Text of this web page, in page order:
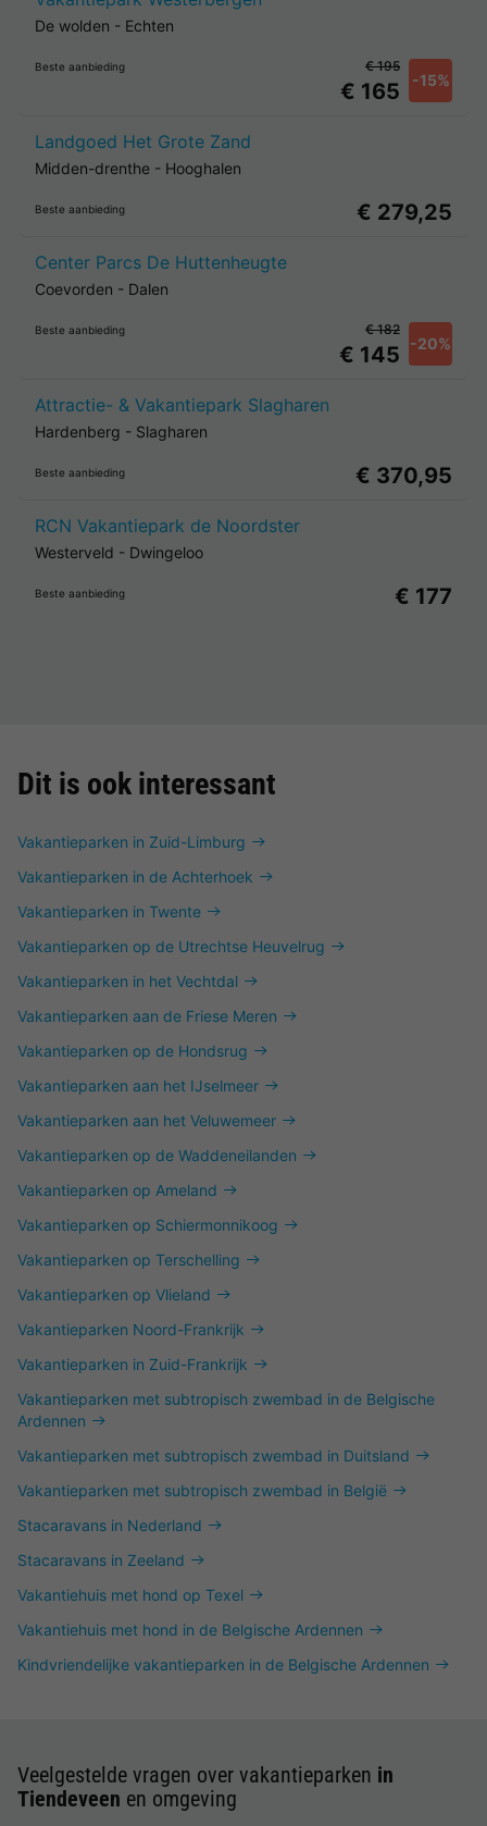
De wolden - Echten
Beste aanbieding
€ 165 -15%
€ 195
Landgoed Het Grote Zand
Midden-drenthe - Hooghalen
Beste aanbieding € 279,25
Center Parcs De Huttenheugte
Coevorden - Dalen
Beste aanbieding
€ 145 -20%
€ 182
Attractie- & Vakantiepark Slagharen
Hardenberg - Slagharen
Beste aanbieding € 370,95
RCN Vakantiepark de Noordster
Westerveld - Dwingeloo
Beste aanbieding € 177
Dit is ook interessant
Vakantieparken in Zuid-Limburg
Vakantieparken in de Achterhoek
Vakantieparken in Twente
Vakantieparken op de Utrechtse Heuvelrug
Vakantieparken in het Vechtdal
Vakantieparken aan de Friese Meren
Vakantieparken op de Hondsrug
Vakantieparken aan het IJselmeer
Vakantieparken aan het Veluwemeer
Vakantieparken op de Waddeneilanden
Vakantieparken op Ameland
Vakantieparken op Schiermonnikoog
Vakantieparken op Terschelling
Vakantieparken op Vlieland
Vakantieparken Noord-Frankrijk
Vakantieparken in Zuid-Frankrijk
Vakantieparken met subtropisch zwembad in de Belgische
Ardennen
Vakantieparken met subtropisch zwembad in Duitsland
Vakantieparken met subtropisch zwembad in België
Stacaravans in Nederland
Stacaravans in Zeeland
Vakantiehuis met hond op Texel
Vakantiehuis met hond in de Belgische Ardennen
Kindvriendelijke vakantieparken in de Belgische Ardennen
Veelgestelde vragen over vakantieparken in
Tiendeveen en omgeving